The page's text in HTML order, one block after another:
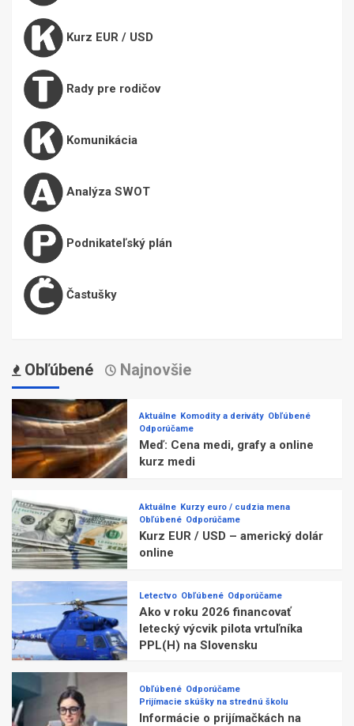
Kurz EUR / USD
Rady pre rodičov
Komunikácia
Analýza SWOT
Podnikateľský plán
Častušky
Obľúbené Najnovšie
Aktuálne Komodity a deriváty Obľúbené
Odporúčame
Meď: Cena medi, grafy a online
kurz medi
Aktuálne Kurzy euro / cudzia mena
Obľúbené Odporúčame
Kurz EUR / USD – americký dolár
online
Letectvo Obľúbené Odporúčame
Ako v roku 2026 financovať
letecký výcvik pilota vrtuľníka
PPL(H) na Slovensku
Obľúbené Odporúčame
Prijímacie skúšky na strednú školu
Informácie o prijímačkách na